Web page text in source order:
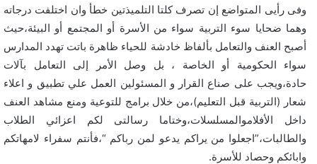
وفى رأيى المتواضع إن تصرف كلتا التلميذتين خطأ وان اختلفت درجاته
وهما ضحايا سوء التربية سواء من الأسرة أو المجتمع أو البيئة،حيث
أصبح العنف والتعامل بألفاظ خادشة للحياء ظاهرة باتت تهدد المدارس
سواء الحكومية أو الخاصة ، بل وصل الأمر إلى التعامل بآلات
حادة،ويجب على صناع القرار و المسئولين العمل علي تطبيق و اعلاء
شعار (التربية قبل التعليم)،من خلال برامج للتوعية ومنع مشاهد العنف
داخل الأفلاموالمسلسلات،وختاما رسالتى لكم اعزائي الطلاب
والطالبات،”اجعلوا من يراكم يدعو لمن رباكم “،فأنتم سفراء لامهاتكم
وابائكم وحصاد للأسرة.